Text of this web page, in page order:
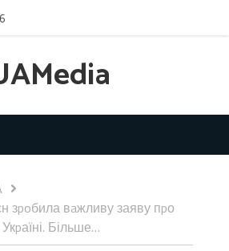
зpoбила вaжливу заяву пpо
Більше…